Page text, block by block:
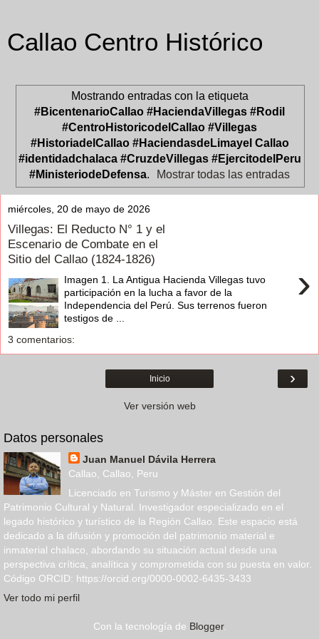
Callao Centro Histórico
Mostrando entradas con la etiqueta
#BicentenarioCallao #HaciendaVillegas #Rodil
#CentroHistoricodelCallao #Villegas
#HistoriadelCallao #HaciendasdeLimayel Callao
#identidadchalaca #CruzdeVillegas #EjercitodelPeru
#MinisteriodeDefensa. Mostrar todas las entradas
miércoles, 20 de mayo de 2026
Villegas: El Reducto N° 1 y el
Escenario de Combate en el
Sitio del Callao (1824-1826)
›
Imagen 1. La Antigua Hacienda Villegas tuvo
participación en la lucha a favor de la
Independencia del Perú. Sus terrenos fueron
testigos de ...
3 comentarios:
›
Inicio
Ver versión web
Datos personales
Juan Manuel Dávila Herrera
Callao, Callao, Peru
Licenciado en Turismo y Máster en Gestión del
Patrimonio Cultural y Natural. Investigador especializado en el
legado histórico y turístico de la Región Callao. Este espacio está
dedicado a la difusión y promoción del patrimonio material e
inmaterial chalaco, abordando su situación actual desde una
perspectiva crítica, analítica y comprometida con su puesta en valor.
Código ORCID: https://orcid.org/0000-0002-6435-3433
Ver todo mi perfil
Con la tecnología de Blogger.